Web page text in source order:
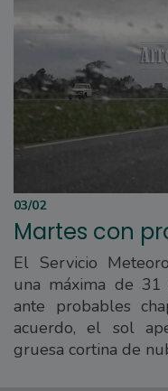
03/02
Martes con
El Servicio
una máxima de
ante probables
acuerdo, el sol
gruesa cortina de